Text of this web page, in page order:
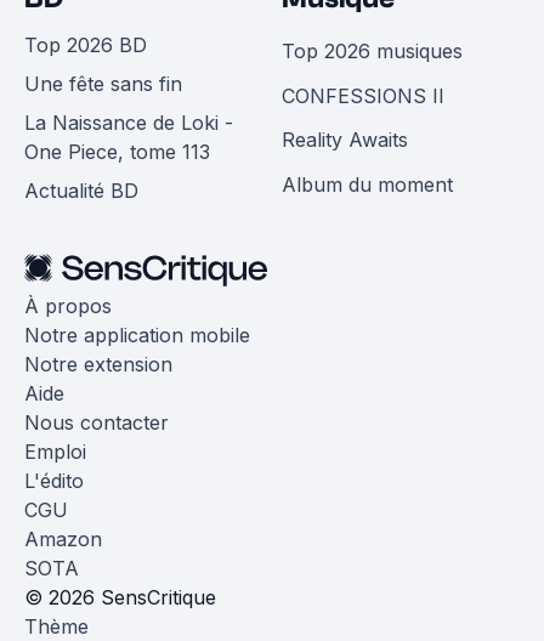
Top 2026 BD
Une fête sans fin
La Naissance de Loki -
One Piece, tome 113
Actualité BD
Top 2026 musiques
CONFESSIONS II
Reality Awaits
Album du moment
À propos
Notre application mobile
Notre extension
Aide
Nous contacter
Emploi
L'édito
CGU
Amazon
SOTA
© 2026 SensCritique
Thème